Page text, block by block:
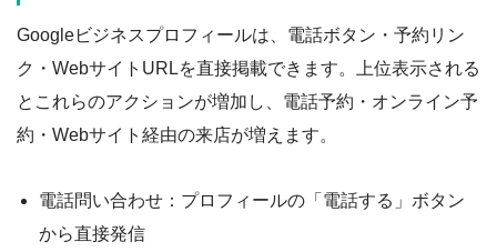
Googleビジネスプロフィールは、電話ボタン・予約リン
ク・WebサイトURLを直接掲載できます。上位表示される
とこれらのアクションが増加し、電話予約・オンライン予
約・Webサイト経由の来店が増えます。
電話問い合わせ：プロフィールの「電話する」ボタン
から直接発信